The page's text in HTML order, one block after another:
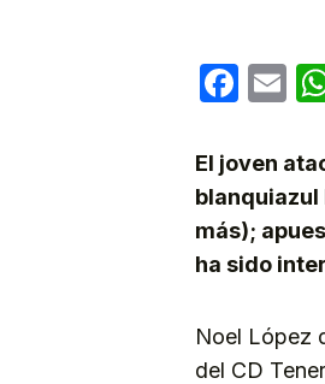
El joven
blanquiazul
más);
ha sido
Noel López
del CD